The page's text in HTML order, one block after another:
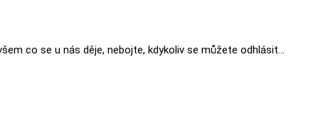
co se u nás děje, nebojte, kdykoliv se můžete odhlásit…